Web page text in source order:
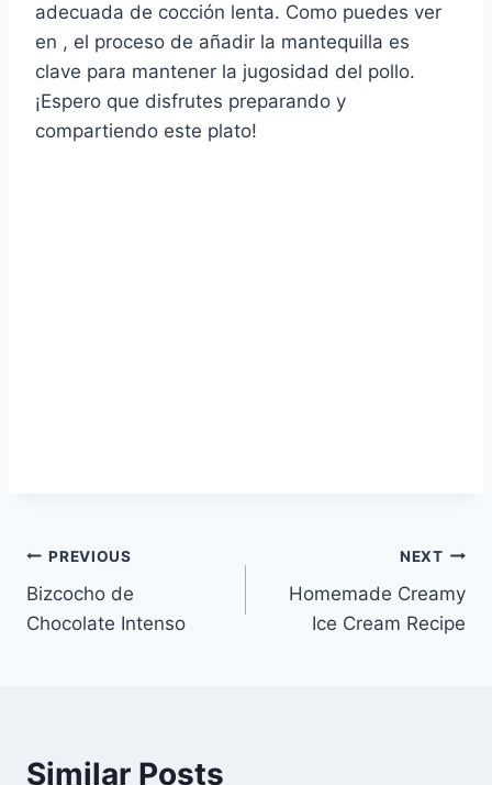
adecuada de cocción lenta. Como puedes ver
en , el proceso de añadir la mantequilla es
clave para mantener la jugosidad del pollo.
¡Espero que disfrutes preparando y
compartiendo este plato!
Post
navigation
PREVIOUS
Bizcocho de
Chocolate Intenso
NEXT
Homemade Creamy
Ice Cream Recipe
Similar Posts